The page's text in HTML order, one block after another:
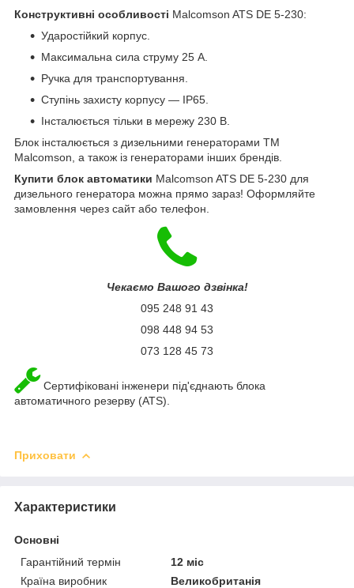
Конструктивні особливості Malcomson ATS DE 5‐230:
Ударостійкий корпус.
Максимальна сила струму 25 А.
Ручка для транспортування.
Ступінь захисту корпусу — IP65.
Інсталюється тільки в мережу 230 В.
Блок інсталюється з дизельними генераторами ТМ
Malcomson, а також із генераторами інших брендів.
Купити блок автоматики Malcomson ATS DE 5-230 для
дизельного генератора можна прямо зараз! Оформляйте
замовлення через сайт або телефон.
Чекаємо Вашого дзвінка!
095 248 91 43
098 448 94 53
073 128 45 73
Сертифіковані інженери під'єднають блока
автоматичного резерву (ATS).
Приховати
Характеристики
Основні
Гарантійний термін
12 міс
Країна виробник
Великобританія